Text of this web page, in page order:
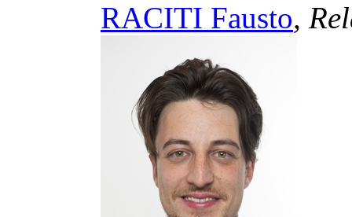
RACITI Fausto,